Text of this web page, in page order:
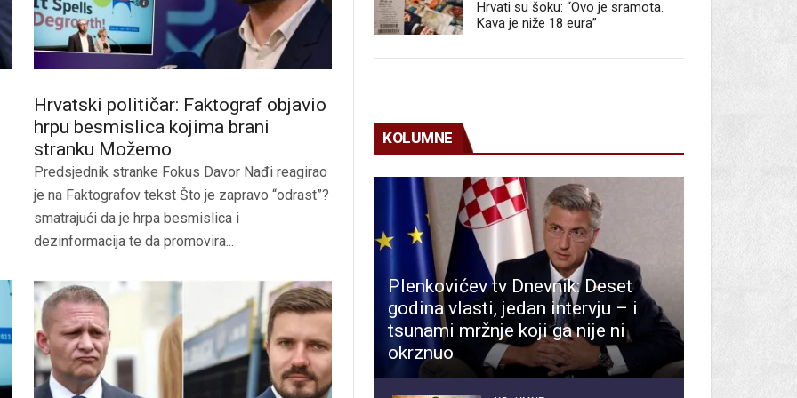
Hrvatski političar: Faktograf objavio
hrpu besmislica kojima brani
stranku Možemo
Predsjednik stranke Fokus Davor Nađi reagirao
je na Faktografov tekst Što je zapravo “odrast”?
smatrajući da je hrpa besmislica i
dezinformacija te da promovira...
Hrvati su šoku: “Ovo je sramota.
Kava je niže 18 eura”
KOLUMNE
Plenkovićev tv Dnevnik: Deset
godina vlasti, jedan intervju – i
tsunami mržnje koji ga nije ni
okrznuo